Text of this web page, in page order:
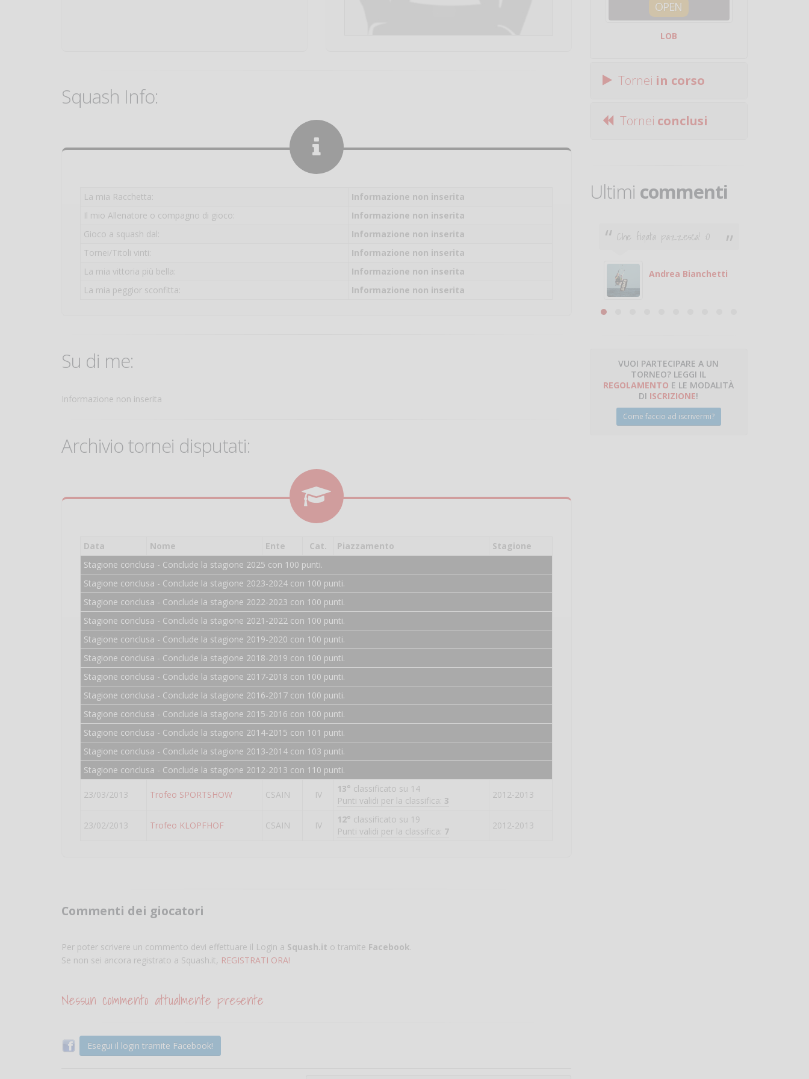
Squash Info:
La mia Racchetta:
Informazione non inserita
Il mio Allenatore o compagno di gioco:
Informazione non inserita
Gioco a squash dal:
Informazione non inserita
Tornei/Titoli vinti:
Informazione non inserita
La mia vittoria più bella:
Informazione non inserita
La mia peggior sconfitta:
Informazione non inserita
Su di me:
Informazione non inserita
Archivio tornei disputati:
Data Nome Ente Cat. Piazzamento
Stagione
Stagione conclusa - Conclude la stagione 2025 con 100 punti.
Stagione conclusa - Conclude la stagione 2023-2024 con 100 punti.
Stagione conclusa - Conclude la stagione 2022-2023 con 100 punti.
Stagione conclusa - Conclude la stagione 2021-2022 con 100 punti.
Stagione conclusa - Conclude la stagione 2019-2020 con 100 punti.
Stagione conclusa - Conclude la stagione 2018-2019 con 100 punti.
Stagione conclusa - Conclude la stagione 2017-2018 con 100 punti.
Stagione conclusa - Conclude la stagione 2016-2017 con 100 punti.
Stagione conclusa - Conclude la stagione 2015-2016 con 100 punti.
Stagione conclusa - Conclude la stagione 2014-2015 con 101 punti.
Stagione conclusa - Conclude la stagione 2013-2014 con 103 punti.
Stagione conclusa - Conclude la stagione 2012-2013 con 110 punti.
23/03/2013 Trofeo SPORTSHOW CSAIN IV
13° classificato su 14
Punti validi per la classifica: 3
2012-2013
23/02/2013 Trofeo KLOPFHOF CSAIN IV
12° classificato su 19
Punti validi per la classifica: 7
2012-2013
Commenti dei giocatori
Per poter scrivere un commento devi effettuare il Login a Squash.it o tramite Facebook.
Se non sei ancora registrato a Squash.it, REGISTRATI ORA!
Nessun commento attualmente presente
Esegui il login tramite Facebook!
OPEN
LOB
Tornei in corso
Tornei conclusi
Ultimi commenti
Salve,
come fare per prenotare
il campo per giocare con
un mio amico?
Devo chiamare il numero
Che figata pazzesca! :O
Andrea Bianchetti
VUOI PARTECIPARE A UN
TORNEO? LEGGI IL
REGOLAMENTO E LE MODALITÀ
DI ISCRIZIONE!
Come faccio ad iscrivermi?